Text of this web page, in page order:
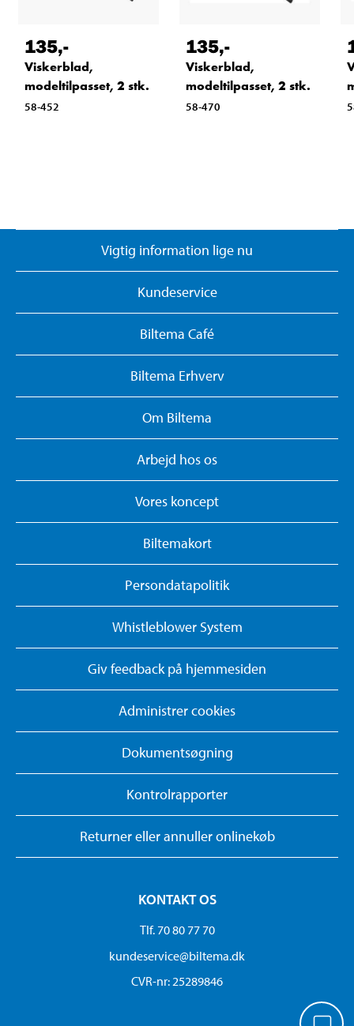
135,-
Viskerblad,
modeltilpasset, 2 stk.
58-452
135,-
Viskerblad,
modeltilpasset, 2 stk.
58-470
Vigtig information lige nu
Kundeservice
Biltema Café
Biltema Erhverv
Om Biltema
Arbejd hos os
Vores koncept
Biltemakort
Persondatapolitik
Whistleblower System
Giv feedback på hjemmesiden
Administrer cookies
Dokumentsøgning
Kontrolrapporter
Returner eller annuller onlinekøb
KONTAKT OS
Tlf. 70 80 77 70
kundeservice@biltema.dk
CVR-nr: 25289846